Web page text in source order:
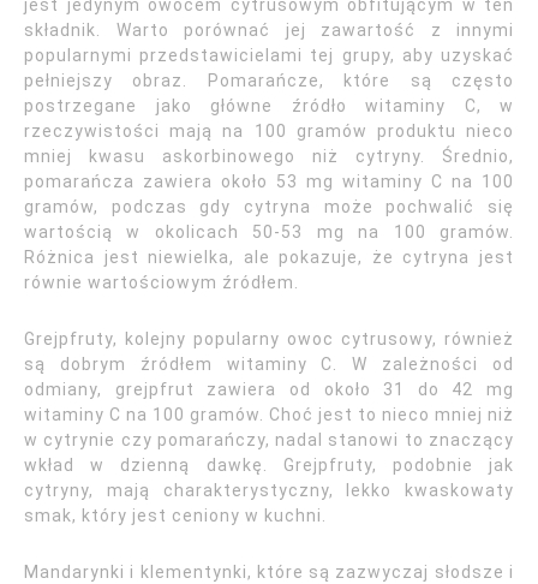
jest jedynym owocem cytrusowym obfitującym w ten
składnik. Warto porównać jej zawartość z innymi
popularnymi przedstawicielami tej grupy, aby uzyskać
pełniejszy obraz. Pomarańcze, które są często
postrzegane jako główne źródło witaminy C, w
rzeczywistości mają na 100 gramów produktu nieco
mniej kwasu askorbinowego niż cytryny. Średnio,
pomarańcza zawiera około 53 mg witaminy C na 100
gramów, podczas gdy cytryna może pochwalić się
wartością w okolicach 50-53 mg na 100 gramów.
Różnica jest niewielka, ale pokazuje, że cytryna jest
równie wartościowym źródłem.
Grejpfruty, kolejny popularny owoc cytrusowy, również
są dobrym źródłem witaminy C. W zależności od
odmiany, grejpfrut zawiera od około 31 do 42 mg
witaminy C na 100 gramów. Choć jest to nieco mniej niż
w cytrynie czy pomarańczy, nadal stanowi to znaczący
wkład w dzienną dawkę. Grejpfruty, podobnie jak
cytryny, mają charakterystyczny, lekko kwaskowaty
smak, który jest ceniony w kuchni.
Mandarynki i klementynki, które są zazwyczaj słodsze i